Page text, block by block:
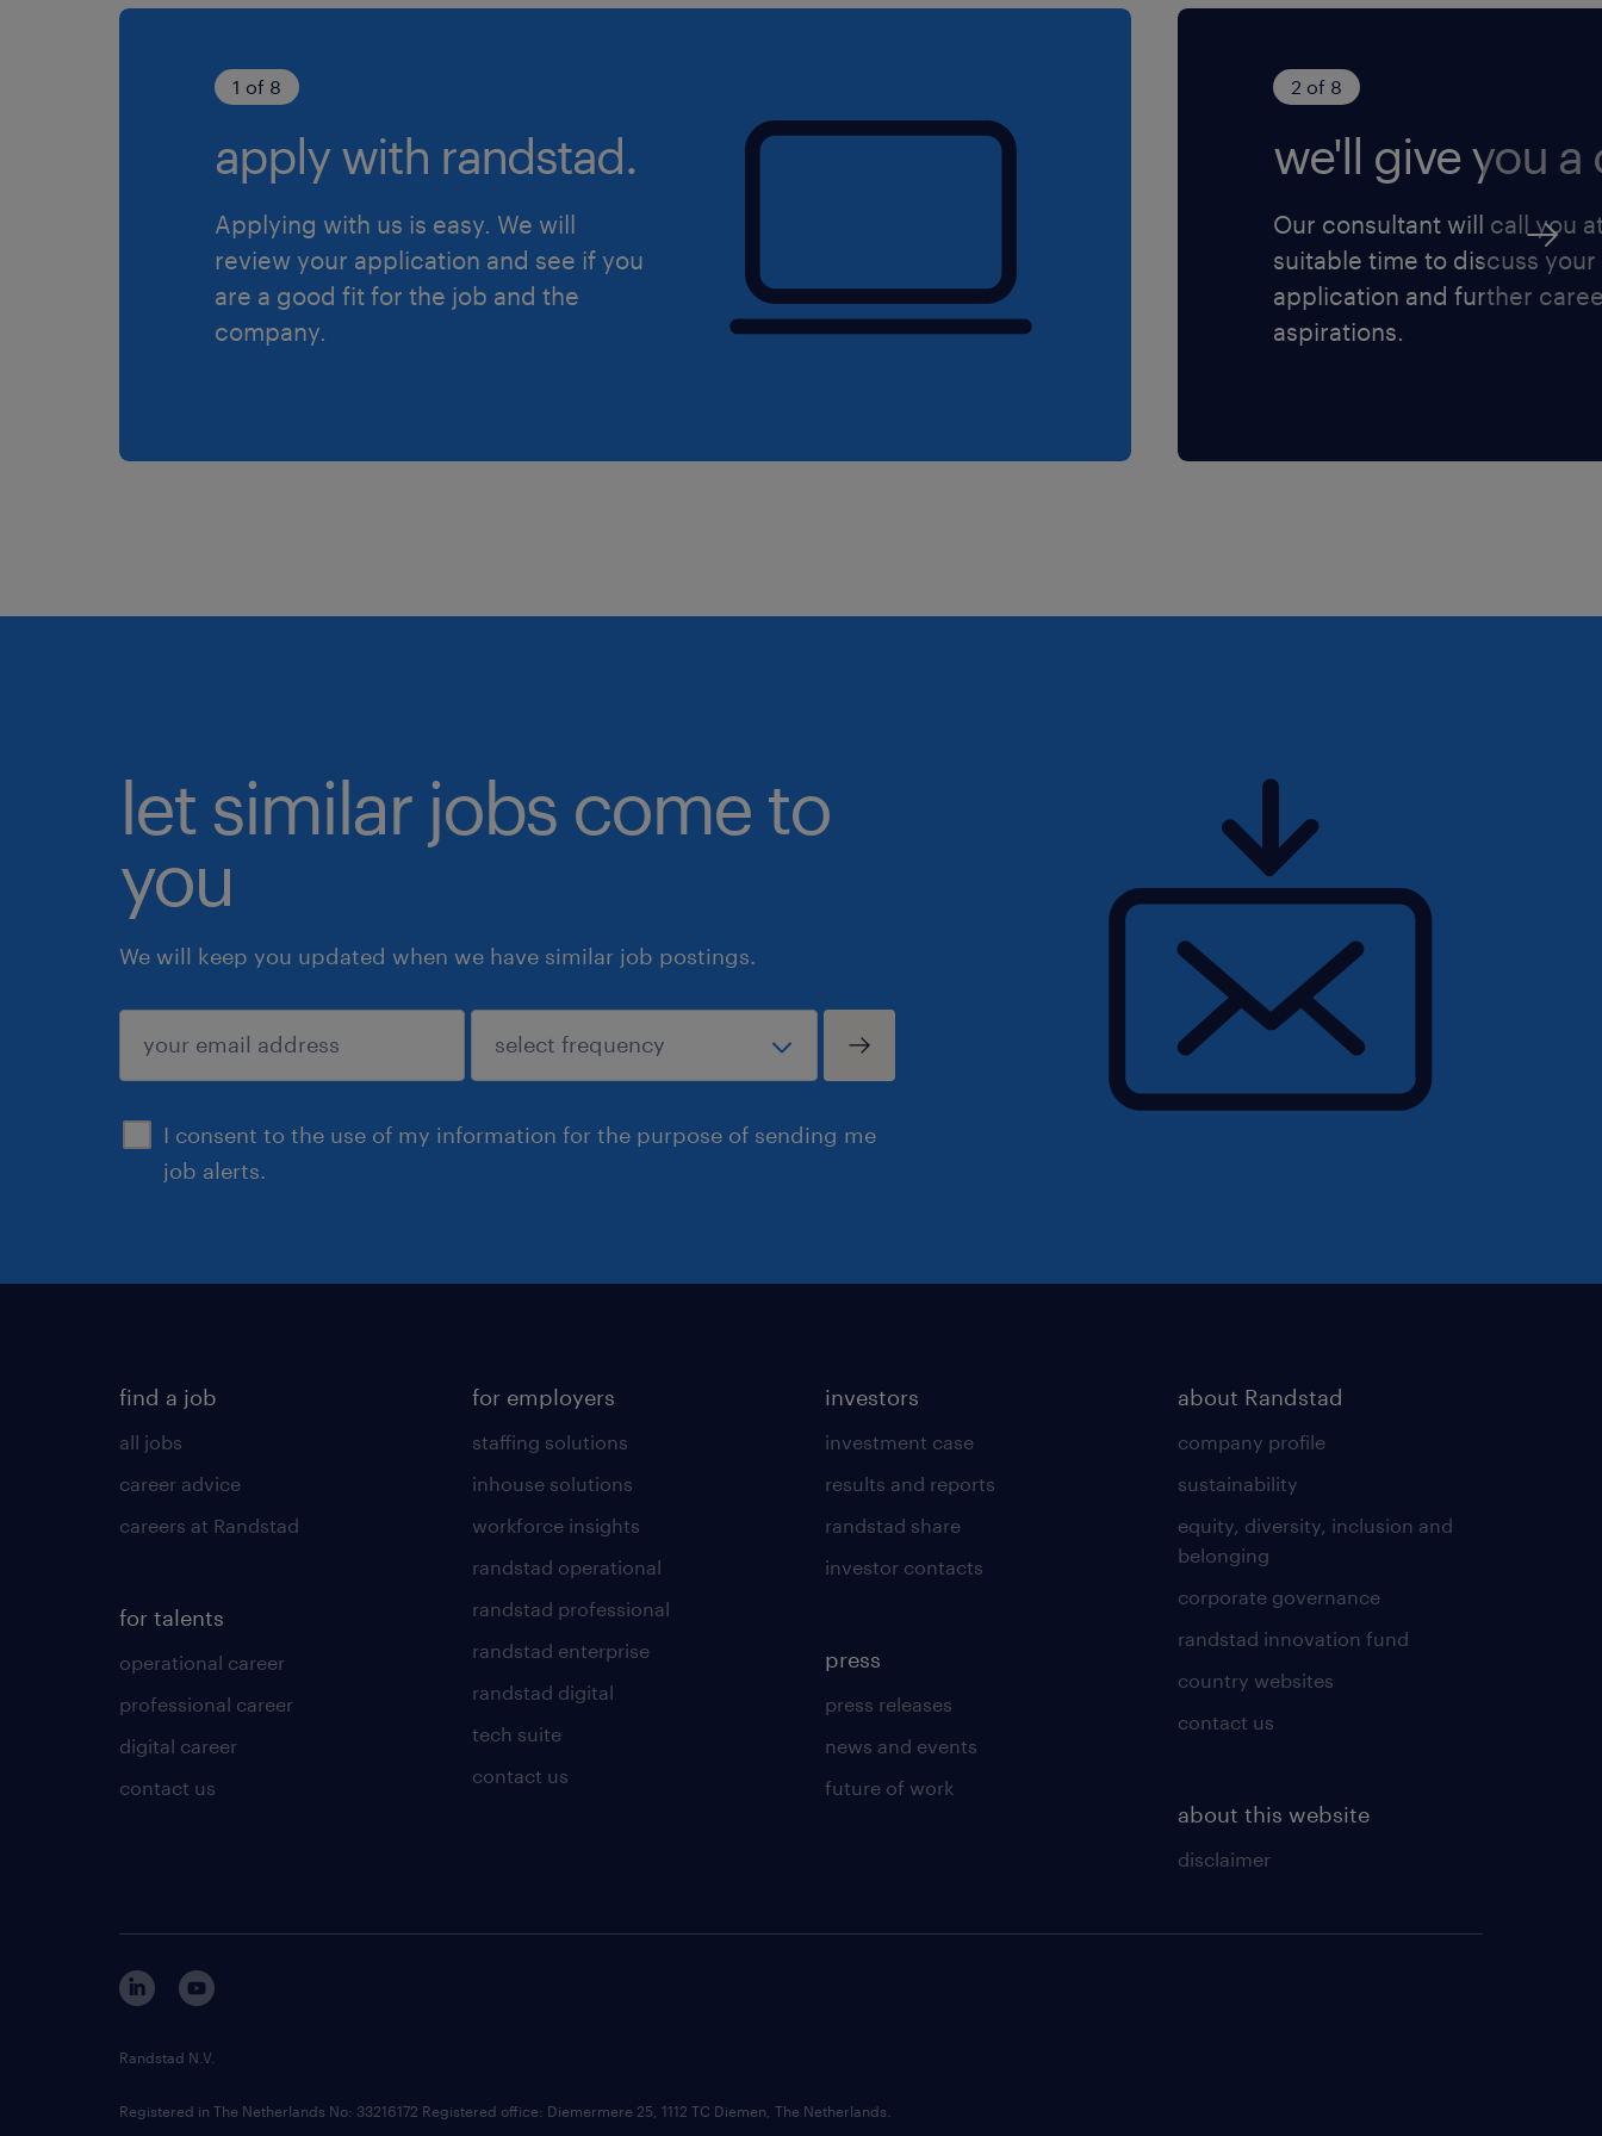
afdeling en een vlotte samenwerking met andere
dagelijkse, operationele sturing van het magazijn.
1 of 8
apply with randstad.
Applying with us is easy. We will
review your application and see if you
are a good fit for the job and the
company.
2 of 8
we'll give you a
Our consultant will call you
suitable time to discuss your
application and further
aspirations.
let similar jobs come to
you
We will keep you updated when we have similar job postings.
I consent to the use of my information for the purpose of sending me
job alerts.
submit
find a job
all jobs
career advice
careers at Randstad
for talents
operational career
professional career
digital career
contact us
for employers
staffing solutions
inhouse solutions
workforce insights
randstad operational
randstad professional
randstad enterprise
randstad digital
tech suite
contact us
investors
investment case
results and reports
randstad share
investor contacts
press
press releases
news and events
future of work
about Randstad
company profile
sustainability
equity, diversity, inclusion and
belonging
corporate governance
randstad innovation fund
country websites
contact us
about this website
disclaimer
Randstad N.V.
Registered in The Netherlands No: 33216172 Registered office: Diemermere 25, 1112 TC Diemen, The Netherlands.